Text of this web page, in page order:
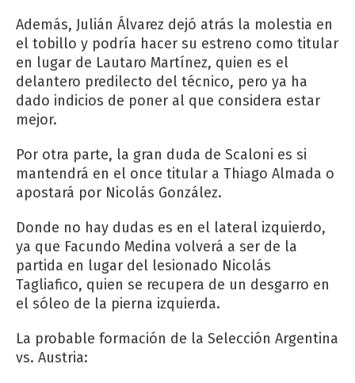
Además, Julián Álvarez dejó atrás la molestia en
el tobillo y podría hacer su estreno como titular
en lugar de Lautaro Martínez, quien es el
delantero predilecto del técnico, pero ya ha
dado indicios de poner al que considera estar
mejor.
Por otra parte, la gran duda de Scaloni es si
mantendrá en el once titular a Thiago Almada o
apostará por Nicolás González.
Donde no hay dudas es en el lateral izquierdo,
ya que Facundo Medina volverá a ser de la
partida en lugar del lesionado Nicolás
Tagliafico, quien se recupera de un desgarro en
el sóleo de la pierna izquierda.
La probable formación de la Selección Argentina
vs. Austria: